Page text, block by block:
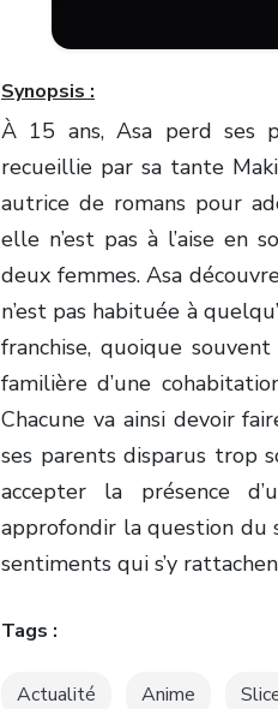
Synopsis :
À 15 ans, Asa perd ses
recueillie par sa tante
autrice de romans pour
elle n’est pas à l’aise en
deux femmes. Asa
n’est pas habituée à
franchise, quoique
familière d’une
Chacune va ainsi devoir
ses parents disparus trop
accepter la présence
approfondir la question du
sentiments qui s’y
Tags :
Actualité Anime